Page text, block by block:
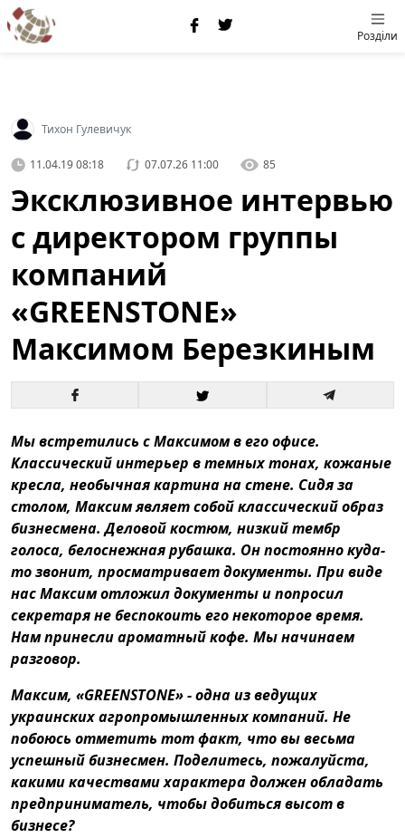
Розділи
Тихон Гулевичук
11.04.19 08:18 07.07.26 11:00 85
Эксклюзивное интервью
с директором группы
компаний
«GREENSTONE»
Максимом Березкиным
Мы встретились с Максимом в его офисе.
Классический интерьер в темных тонах, кожаные
кресла, необычная картина на стене. Сидя за
столом, Максим являет собой классический образ
бизнесмена. Деловой костюм, низкий тембр
голоса, белоснежная рубашка. Он постоянно куда-
то звонит, просматривает документы. При виде
нас Максим отложил документы и попросил
секретаря не беспокоить его некоторое время.
Нам принесли ароматный кофе. Мы начинаем
разговор.
Максим, «GREENSTONE» - одна из ведущих
украинских агропромышленных компаний. Не
побоюсь отметить тот факт, что вы весьма
успешный бизнесмен. Поделитесь, пожалуйста,
какими качествами характера должен обладать
предприниматель, чтобы добиться высот в
бизнесе?